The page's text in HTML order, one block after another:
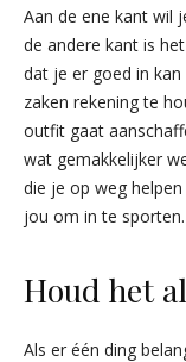
Aan de ene kant wil
de andere kant is
dat je er goed in kan
zaken rekening te
outfit gaat
wat gemakkelijker
die je op weg
jou om in te
Houd het
Als er één ding